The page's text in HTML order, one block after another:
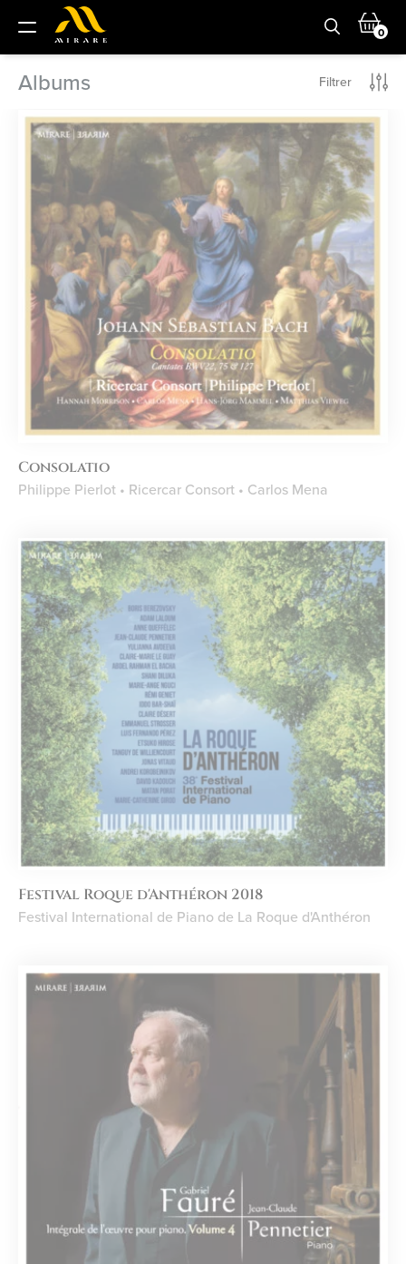
0
Albums Filtrer
Consolatio
Philippe Pierlot • Ricercar Consort • Carlos Mena
Festival Roque d'Anthéron 2018
Festival International de Piano de La Roque d'Anthéron